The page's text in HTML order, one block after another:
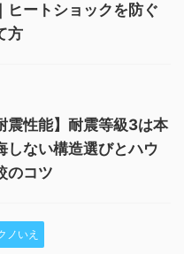
ヒートショックを防ぐ
方
震性能】耐震等級3は本
しない構造選びとハウ
のコツ
ノいえ